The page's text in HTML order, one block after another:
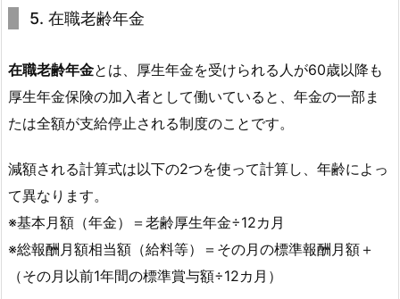
5. 在職老齢年金
在職老齢年金とは、厚生年金を受けられる人が60歳以降も
厚生年金保険の加入者として働いていると、年金の一部ま
たは全額が支給停止される制度のことです。
減額される計算式は以下の2つを使って計算し、年齢によっ
て異なります。
※基本月額（年金）＝老齢厚生年金÷12カ月
※総報酬月額相当額（給料等）＝その月の標準報酬月額＋
（その月以前1年間の標準賞与額÷12カ月）